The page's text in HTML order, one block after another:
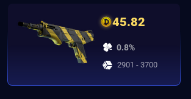
45.82
0.8%
2901 - 3700